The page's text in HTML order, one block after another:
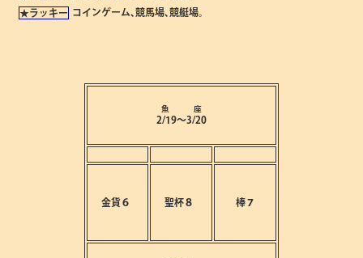
★ラッキー コインゲーム､競馬場､競艇場。
魚 座
2/19～3/20
金貨６ 聖杯８ 棒７